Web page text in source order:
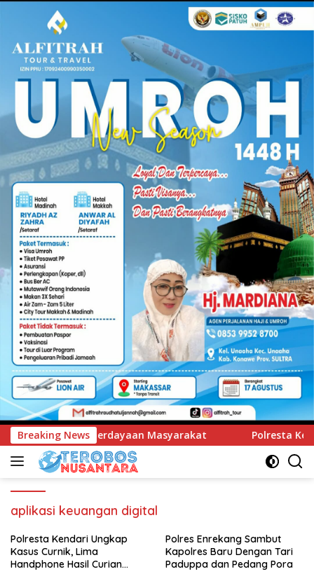
Breaking News
Masyarakat Polresta Kendari Ungkap Kasus Curnik,
aplikasi keuangan digital
Polresta Kendari Ungkap
Kasus Curnik, Lima
Handphone Hasil Curian
Polres Enrekang Sambut
Kapolres Baru Dengan Tari
Paduppa dan Pedang Pora